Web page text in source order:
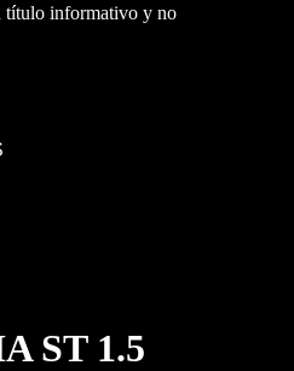
título informativo y no
ST 1.5